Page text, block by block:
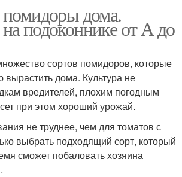
дома.
подоконнике от А до
сортов помидоров, которые
вырастить дома. Культура не
вредителей, плохим погодным
при этом хороший урожай.
не труднее, чем для томатов с
выбрать подходящий сорт, который
сможет побаловать хозяина